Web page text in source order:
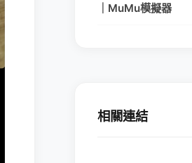
｜MuMu模擬器
相關連結